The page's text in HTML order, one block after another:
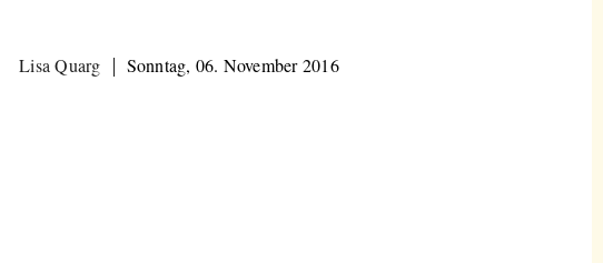
Lisa Quarg Sonntag, 06. November 2016